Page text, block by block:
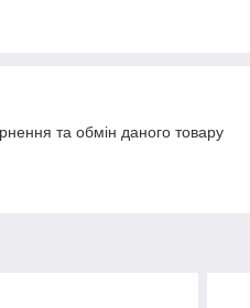
та обмін даного товару